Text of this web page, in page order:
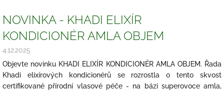
NOVINKA - KHADI ELIXÍR
KONDICIONÉR AMLA OBJEM
4.12.2025
Objevte novinku KHADI ELIXÍR KONDICIONÉR AMLA OBJEM. Řada
Khadi elixírových kondicionérů se rozrostla o tento skvost
certifikované přírodní vlasové péče - na bázi superovoce amla,